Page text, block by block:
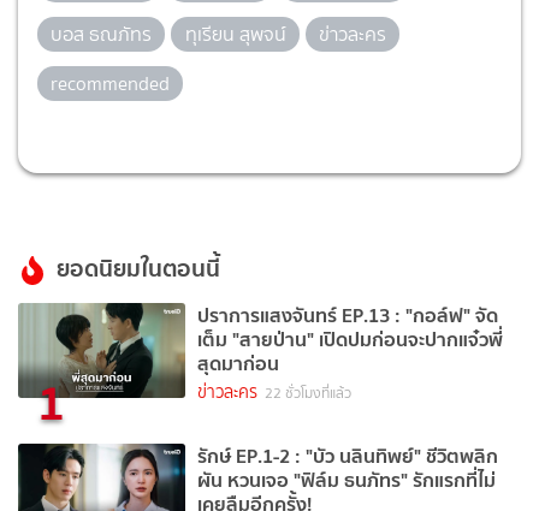
บอส ธณภัทร
ทุเรียน สุพจน์
ข่าวละคร
recommended
ยอดนิยมในตอนนี้
1
ปราการแสงจันทร์ EP.13 : "กอล์ฟ" จัด
เต็ม "สายป่าน" เปิดปมก่อนจะปากแจ๋วพี่
สุดมาก่อน
ข่าวละคร 22 ชั่วโมงที่แล้ว
รักษ์ EP.1-2 : "บัว นลินทิพย์" ชีวิตพลิก
ผัน หวนเจอ "ฟิล์ม ธนภัทร" รักแรกที่ไม่
เคยลืมอีกครั้ง!